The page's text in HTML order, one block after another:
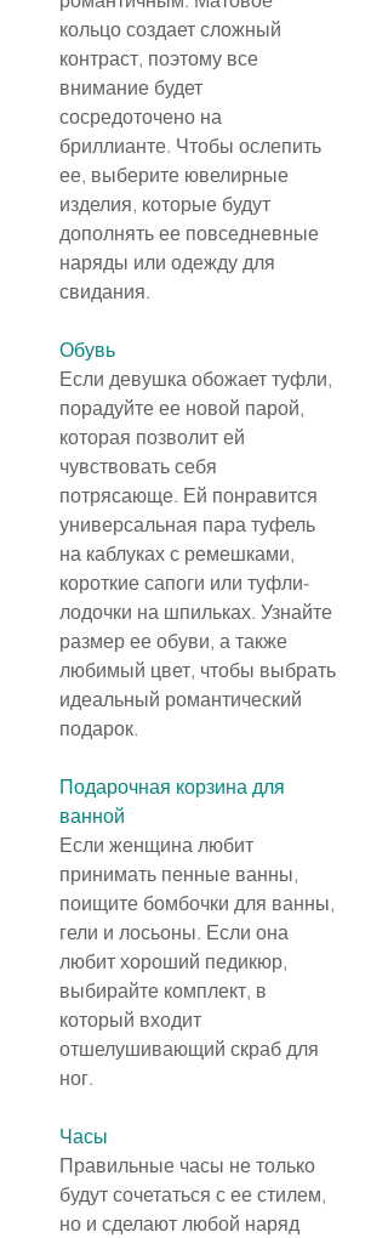
кольцо создает сложный
контраст, поэтому все
внимание будет
сосредоточено на
бриллианте. Чтобы ослепить
ее, выберите ювелирные
изделия, которые будут
дополнять ее повседневные
наряды или одежду для
свидания.
Обувь
Если девушка обожает туфли,
порадуйте ее новой парой,
которая позволит ей
чувствовать себя
потрясающе. Ей понравится
универсальная пара туфель
на каблуках с ремешками,
короткие сапоги или туфли-
лодочки на шпильках. Узнайте
размер ее обуви, а также
любимый цвет, чтобы выбрать
идеальный романтический
подарок.
Подарочная корзина для
ванной
Если женщина любит
принимать пенные ванны,
поищите бомбочки для ванны,
гели и лосьоны. Если она
любит хороший педикюр,
выбирайте комплект, в
который входит
отшелушивающий скраб для
ног.
Часы
Правильные часы не только
будут сочетаться с ее стилем,
но и сделают любой наряд